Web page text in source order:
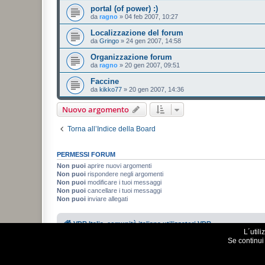
portal (of power) :)
da ragno » 04 feb 2007, 10:27
Localizzazione del forum
da Gringo » 24 gen 2007, 14:58
Organizzazione forum
da ragno » 20 gen 2007, 09:51
Faccine
da kikko77 » 20 gen 2007, 14:36
Nuovo argomento
Torna all’Indice della Board
PERMESSI FORUM
Non puoi aprire nuovi argomenti
Non puoi rispondere negli argomenti
Non puoi modificare i tuoi messaggi
Non puoi cancellare i tuoi messaggi
Non puoi inviare allegati
VDR Italia, comunità italiana utilizzatori VDR
Se